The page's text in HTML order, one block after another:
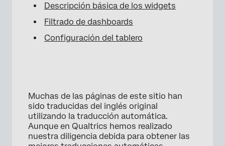
Descripción básica de los widgets
Filtrado de dashboards
Configuración del tablero
Muchas de las páginas de este sitio han
sido traducidas del inglés original
utilizando la traducción automática.
Aunque en Qualtrics hemos realizado
nuestra diligencia debida para obtener las